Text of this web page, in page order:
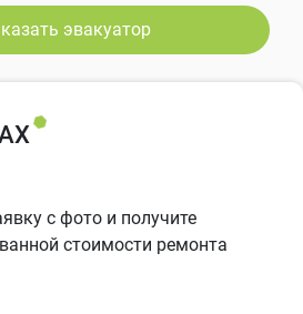
эвакуатор
с фото и получите
стоимости ремонта